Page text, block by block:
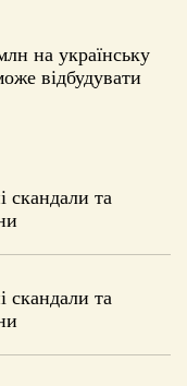
на українську
відбудувати
скандали та
скандали та